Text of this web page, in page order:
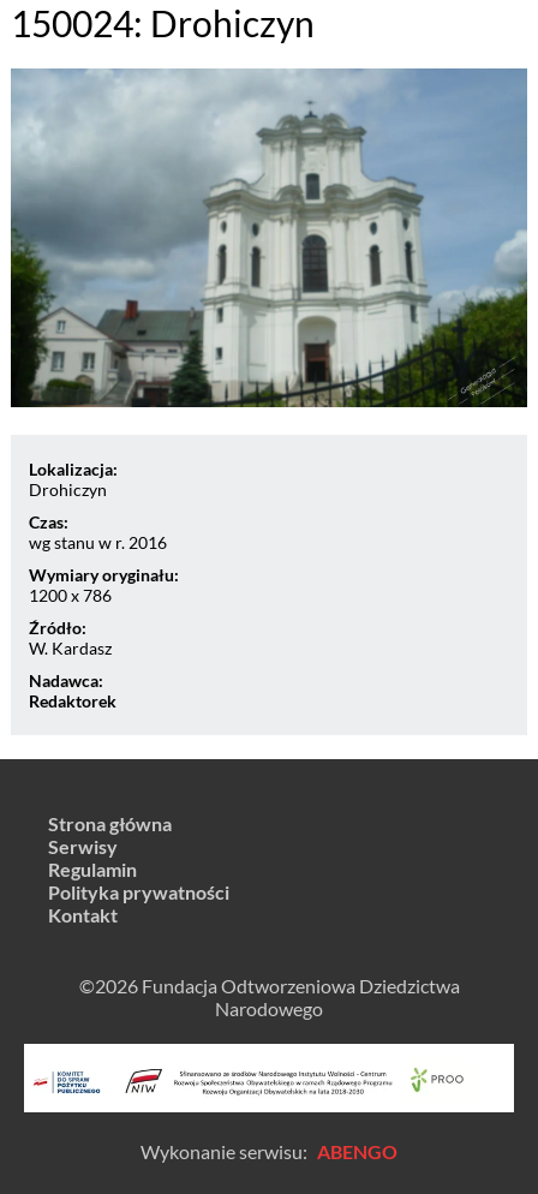
150024: Drohiczyn
Lokalizacja:
Drohiczyn
Czas:
wg stanu w r. 2016
Wymiary oryginału:
1200 x 786
Źródło:
W. Kardasz
Nadawca:
Redaktorek
Strona główna
Serwisy
Regulamin
Polityka prywatności
Kontakt
©2026 Fundacja Odtworzeniowa Dziedzictwa
Narodowego
Wykonanie serwisu: ABENGO